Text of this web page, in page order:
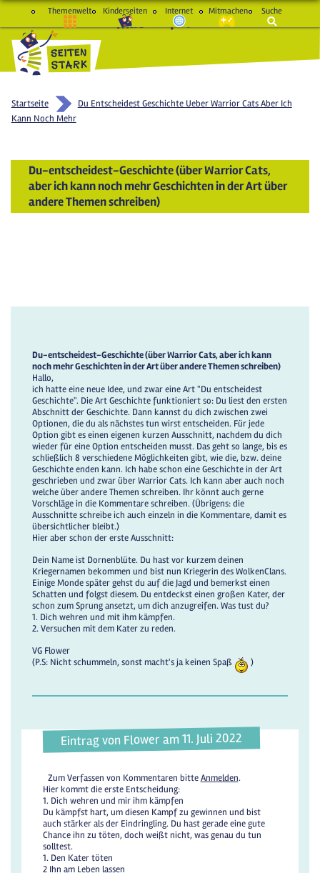
Themenwelt Kinderseiten Internet Mitmachen Suche
macht Spaß und schlau
Startseite
Du Entscheidest Geschichte Ueber Warrior Cats Aber Ich
Kann Noch Mehr
Du-entscheidest-Geschichte (über Warrior Cats,
aber ich kann noch mehr Geschichten in der Art über
andere Themen schreiben)
Du-entscheidest-Geschichte (über Warrior Cats, aber ich kann
noch mehr Geschichten in der Art über andere Themen schreiben)
Hallo,
ich hatte eine neue Idee, und zwar eine Art "Du entscheidest
Geschichte". Die Art Geschichte funktioniert so: Du liest den ersten
Abschnitt der Geschichte. Dann kannst du dich zwischen zwei
Optionen, die du als nächstes tun wirst entscheiden. Für jede
Option gibt es einen eigenen kurzen Ausschnitt, nachdem du dich
wieder für eine Option entscheiden musst. Das geht so lange, bis es
schließlich 8 verschiedene Möglichkeiten gibt, wie die, bzw. deine
Geschichte enden kann. Ich habe schon eine Geschichte in der Art
geschrieben und zwar über Warrior Cats. Ich kann aber auch noch
welche über andere Themen schreiben. Ihr könnt auch gerne
Vorschläge in die Kommentare schreiben. (Übrigens: die
Ausschnitte schreibe ich auch einzeln in die Kommentare, damit es
übersichtlicher bleibt.)
Hier aber schon der erste Ausschnitt:
Dein Name ist Dornenblüte. Du hast vor kurzem deinen
Kriegernamen bekommen und bist nun Kriegerin des WolkenClans.
Einige Monde später gehst du auf die Jagd und bemerkst einen
Schatten und folgst diesem. Du entdeckst einen großen Kater, der
schon zum Sprung ansetzt, um dich anzugreifen. Was tust du?
1. Dich wehren und mit ihm kämpfen.
2. Versuchen mit dem Kater zu reden.
VG Flower
(P.S: Nicht schummeln, sonst macht's ja keinen Spaß
)
Eintrag von Flower am 11. Juli 2022
Zum Verfassen von Kommentaren bitteAnmelden.
Hier kommt die erste Entscheidung:
1. Dich wehren und mir ihm kämpfen
Du kämpfst hart, um diesen Kampf zu gewinnen und bist
auch stärker als der Eindringling. Du hast gerade eine gute
Chance ihn zu töten, doch weißt nicht, was genau du tun
solltest.
1. Den Kater töten
2 Ihn am Leben lassen